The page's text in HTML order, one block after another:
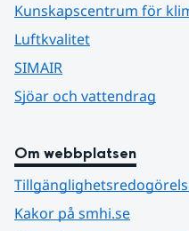
Kunskapscentrum för
Luftkvalitet
SIMAIR
Sjöar och vattendrag
Om webbplatsen
Kakor på smhi.se